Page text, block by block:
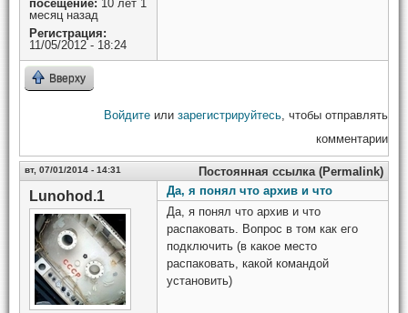
посещение: 10 лет 1
месяц назад
Регистрация:
11/05/2012 - 18:24
Вверху
Войдите или зарегистрируйтесь , чтобы отправлять
комментарии
вт, 07/01/2014 - 14:31 Постоянная ссылка (Permalink)
Lunohod.1
Да, я понял что архив и что
Да, я понял что архив и что
распаковать. Вопрос в том как его
подключить (в какое место
распаковать, какой командой
установить)